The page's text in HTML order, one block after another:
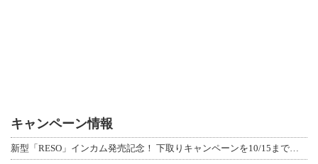
キャンペーン情報
新型「RESO」インカム発売記念！ 下取りキャンペーンを10/15まで延長して開